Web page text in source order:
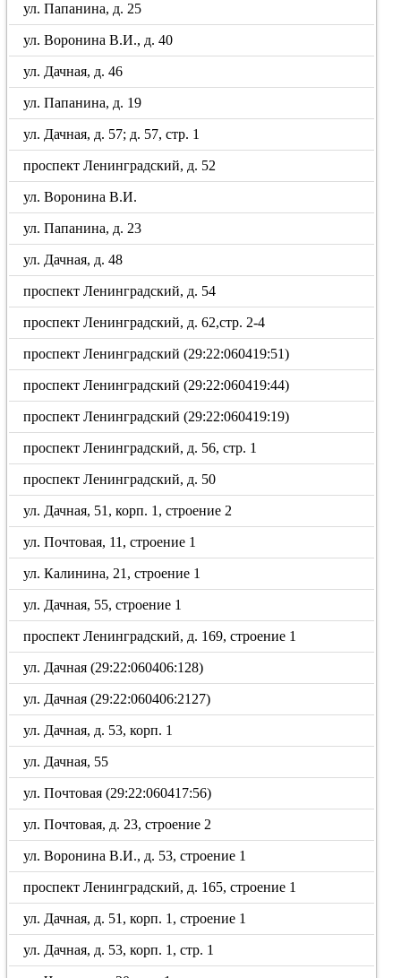
ул. Папанина, д. 25
ул. Воронина В.И., д. 40
ул. Дачная, д. 46
ул. Папанина, д. 19
ул. Дачная, д. 57; д. 57, стр. 1
проспект Ленинградский, д. 52
ул. Воронина В.И.
ул. Папанина, д. 23
ул. Дачная, д. 48
проспект Ленинградский, д. 54
проспект Ленинградский, д. 62,стр. 2-4
проспект Ленинградский (29:22:060419:51)
проспект Ленинградский (29:22:060419:44)
проспект Ленинградский (29:22:060419:19)
проспект Ленинградский, д. 56, стр. 1
проспект Ленинградский, д. 50
ул. Дачная, 51, корп. 1, строение 2
ул. Почтовая, 11, строение 1
ул. Калинина, 21, строение 1
ул. Дачная, 55, строение 1
проспект Ленинградский, д. 169, строение 1
ул. Дачная (29:22:060406:128)
ул. Дачная (29:22:060406:2127)
ул. Дачная, д. 53, корп. 1
ул. Дачная, 55
ул. Почтовая (29:22:060417:56)
ул. Почтовая, д. 23, строение 2
ул. Воронина В.И., д. 53, строение 1
проспект Ленинградский, д. 165, строение 1
ул. Дачная, д. 51, корп. 1, строение 1
ул. Дачная, д. 53, корп. 1, стр. 1